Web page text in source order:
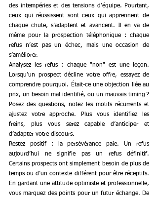
des intempéries et des tensions d’équipe. Pourtant,
ceux qui réussissent sont ceux qui apprennent de
chaque chute, s’adaptent et avancent. Il en va de
même pour la prospection téléphonique : chaque
refus n’est pas un échec, mais une occasion de
s’améliorer.
Analysez les refus : chaque "non" est une leçon.
Lorsqu’un prospect décline votre offre, essayez de
comprendre pourquoi. Était-ce une objection liée au
prix, un besoin mal identifié, ou un mauvais timing ?
Posez des questions, notez les motifs récurrents et
ajustez votre approche. Plus vous identifiez les
freins, plus vous serez capable d’anticiper et
d’adapter votre discours.
Restez positif : la persévérance paie. Un refus
aujourd’hui ne signifie pas un refus définitif.
Certains prospects ont simplement besoin de plus de
temps ou d’un contexte différent pour être réceptifs.
En gardant une attitude optimiste et professionnelle,
vous marquez des points pour un futur échange. De